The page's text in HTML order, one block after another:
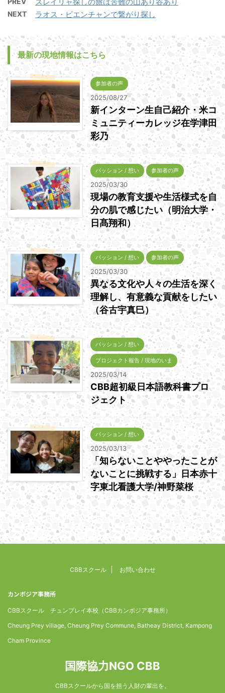
NEXT ラオス・ビエンチャンで繋がり探し
最新の現地情報はこちら
参加者の声
2025/08/27
新インターン生自己紹介・米コ
ミュニティーカレッジ在学津田
彩乃
パッション / 想い 参加者の声
2025/03/30
現場の教育支援や生活様式を自
分の肌で感じたい（明治大学・
日髙翔和）
パッション / 想い 参加者の声
2025/03/30
異なる文化や人々の生活を深く
理解し、有意義な貢献をしたい
（谷古宇真巳）
パッション / 想い
プロジェクト報告 / 現地のいま
2025/03/14
CBB超初級日本語教科書プロ
ジェクト
パッション / 想い
2025/03/13
「知らないことややったことが
ないことに挑戦する」日本赤十
字東北看護大学/神野菜桜
CBBスクール お問い合わせ
カンボジア事務所
CBBスクール チュンプレイ本校（CBBカンボジア事務所）
Cheung Prey village, Cheung Prey Commune, Batheay District, Kampong
Cham Province
国際協力NGO CBB
CBBスクールから国を担う人財の輩出を。